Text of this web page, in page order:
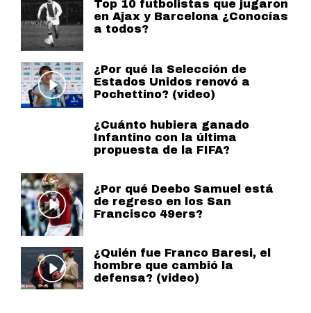
Top 10 futbolistas que jugaron
en Ajax y Barcelona ¿Conocías
a todos?
¿Por qué la Selección de
Estados Unidos renovó a
Pochettino? (video)
¿Cuánto hubiera ganado
Infantino con la última
propuesta de la FIFA?
¿Por qué Deebo Samuel está
de regreso en los San
Francisco 49ers?
¿Quién fue Franco Baresi, el
hombre que cambió la
defensa? (video)